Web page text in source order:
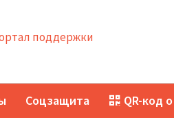
поддержки
Соцзащита QR-код